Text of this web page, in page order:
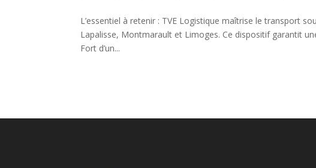
L’essentiel à retenir : TVE Logistique maîtrise le transport
Lapalisse, Montmarault et Limoges. Ce dispositif garantit
Fort d’un...